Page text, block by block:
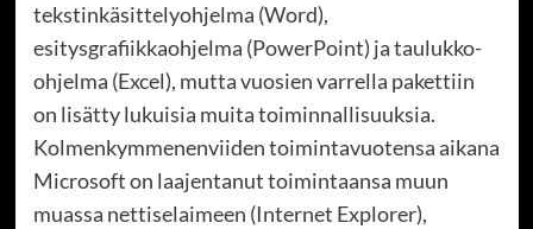
tekstinkäsittelyohjelma (Word),
esitysgrafiikkaohjelma (PowerPoint) ja taulukko-
ohjelma (Excel), mutta vuosien varrella pakettiin
on lisätty lukuisia muita toiminnallisuuksia.
Kolmenkymmenenviiden toimintavuotensa aikana
Microsoft on laajentanut toimintaansa muun
muassa nettiselaimeen (Internet Explorer),